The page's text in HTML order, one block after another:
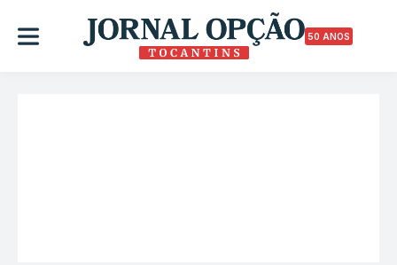
50 ANOS